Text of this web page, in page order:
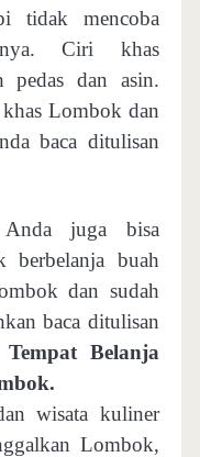
tidak mencoba
Ciri khas
pedas dan asin.
Lombok dan
baca ditulisan
juga bisa
berbelanja buah
dan sudah
baca ditulisan
Belanja
wisata kuliner
Lombok,